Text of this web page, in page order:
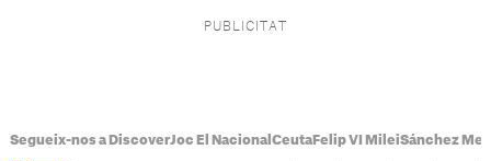
Segueix-nos a DiscoverJoc El Nacional CeutaFelip VI MileiSánchez